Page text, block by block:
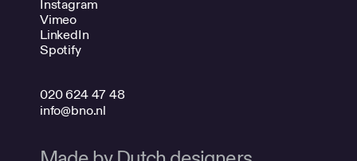
Instagram
Vimeo
LinkedIn
Spotify
020 624 47 48
info@bno.nl